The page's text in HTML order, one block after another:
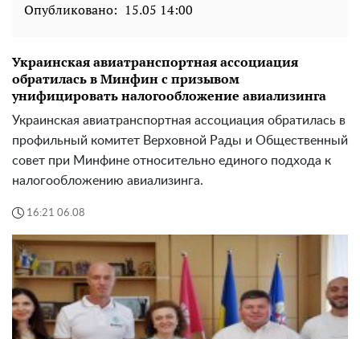
Опубликовано: 15.05 14:00
Украинская авиатранспортная ассоциация
обратилась в Минфин с призывом
унифицировать налогообложение авиализинга
Украинская авиатранспортная ассоциация обратилась в
профильный комитет Верховной Рады и Общественный
совет при Минфине относительно единого подхода к
налогообложению авиализинга.
16:21 06.08